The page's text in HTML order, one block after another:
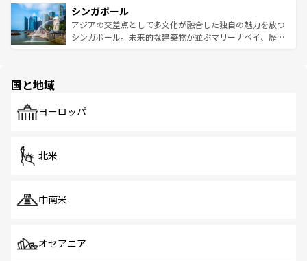
参照してほしい。
激する。気候は一年中温暖で、どの季節にも異なる楽しみ
が待っている。親しみやすいタイの人々、仏教を中心とし
た文化、そして多様な観光資源が、訪れる旅人を魅了し続
み、どこを訪れても感動するはず。観光スポットが密集し
ており、効率よく見どころを回れるのも魅力。息をのむよ
うな絶景から文化的な体験まで、香港を存分に楽しみ尽く
シンガポール
アジアの交差点として多文化が融合した独自の魅力を放つ
シンガポール。未来的な建築物が並ぶマリーナベイ、歴史
で、ホーカーズは地元の風情を楽しめる外せないスポット
国と地域
ヨーロッパ
北米
中南米
オセアニア